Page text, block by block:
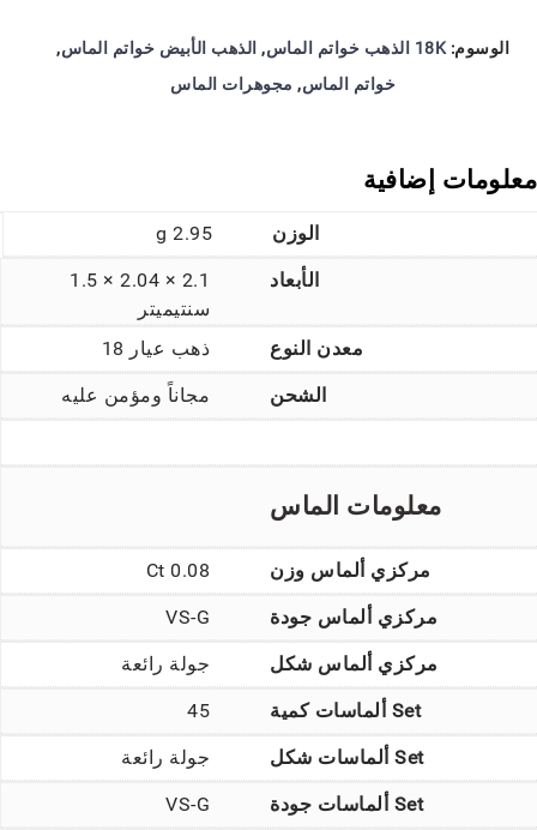
الوسوم: 18K الذهب خواتم الماس , الذهب الأبيض خواتم الماس,
خواتم الماس, مجوهرات الماس
معلومات إضافية
الوزن 2.95 g
الأبعاد
2.1 × 2.04 × 1.5
سنتيميتر
معدن النوع
ذهب عيار 18
الشحن مجاناً ومؤمن عليه
معلومات الماس
مركزي ألماس وزن 0.08 Ct
مركزي ألماس جودة VS-G
مركزي ألماس شكل جولة رائعة
Set ألماسات كمية 45
Set ألماسات شكل جولة رائعة
Set ألماسات جودة VS-G